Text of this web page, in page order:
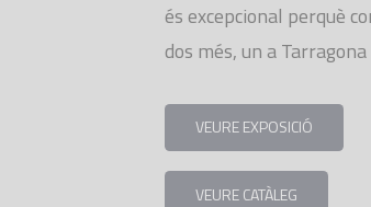
és excepcional perquè
dos més, un a
VEURE EXPOSICIÓ
VEURE CATÀLEG